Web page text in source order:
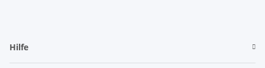
Hilfe